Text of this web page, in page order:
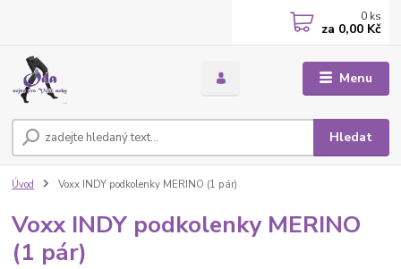
Menu
Hledat
0 ks
za 0,00 Kč
Úvod Voxx INDY podkolenky MERINO (1 pár)
Voxx INDY podkolenky MERINO
(1 pár)